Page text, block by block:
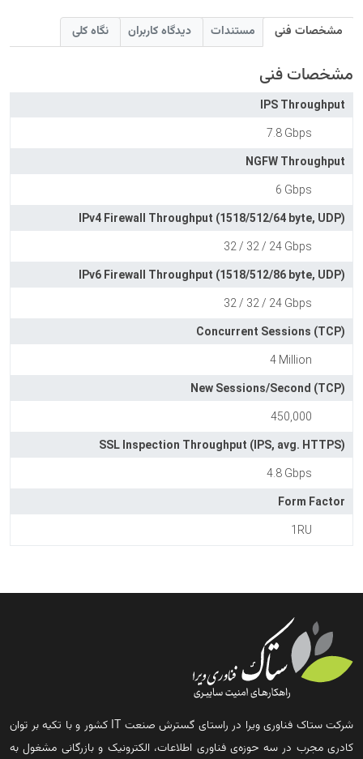
مشخصات فنی مستندات دیدگاه کاربران نگاه کلی
مشخصات فنی
IPS Throughput
7.8 Gbps
NGFW Throughput
6 Gbps
IPv4 Firewall Throughput (1518/512/64 byte, UDP)
32 / 32 / 24 Gbps
IPv6 Firewall Throughput (1518/512/86 byte, UDP)
32 / 32 / 24 Gbps
Concurrent Sessions (TCP)
4 Million
New Sessions/Second (TCP)
450,000
SSL Inspection Throughput (IPS, avg. HTTPS)
4.8 Gbps
Form Factor
1RU
شرکت ستاک فناوری ویرا در راستای گسترش صنعت IT کشور و با تکیه بر توان
کادری مجرب در سه حوزه‌ی فناوری اطلاعات، الکترونیک و بازرگانی مشغول به